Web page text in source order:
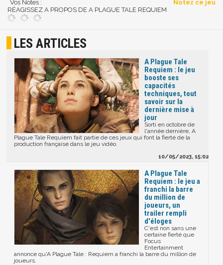
Vos Notes :
Notez ce jeu
RÉAGISSEZ A PROPOS DE A PLAGUE TALE REQUIEM
LES ARTICLES
A Plague Tale
Requiem : le jeu
booste ses
capacités
techniques, tout
savoir sur la
dernière mise à
jour
Sorti en octobre de
l'année dernière, A
Plague Tale Requiem fait partie de ces jeux qui font la fierté de la
production française dans le jeu vidéo.
10/05/2023, 15:02
A Plague Tale
Requiem : le jeu a
franchi la barre
du million de
joueurs, un
trailer rempli
d'éloges
C'est non sans une
certaine fierté que
Focus
Entertainment
annonce qu'A Plague Tale : Requiem a franchi la barre du million de
joueurs.